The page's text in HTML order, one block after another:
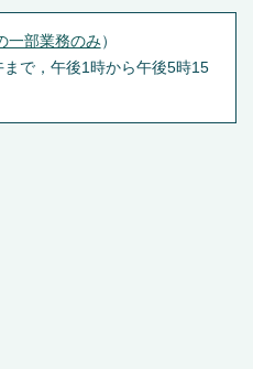
一部業務のみ ）
で，午後1時から午後5時15